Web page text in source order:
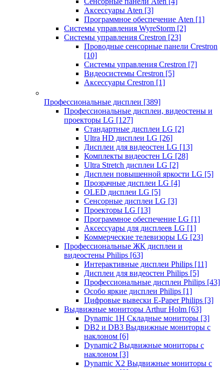
Аксессуары Aten [3]
Программное обеспечение Aten [1]
Системы управления WyreStorm [2]
Системы управления Crestron [23]
Проводные сенсорные панели Crestron
[10]
Системы управления Crestron [7]
Видеосистемы Crestron [5]
Аксессуары Crestron [1]
Профессиональные дисплеи [389]
Профессиональные дисплеи, видеостены и
проекторы LG [127]
Стандартные дисплеи LG [2]
Ultra HD дисплеи LG [26]
Дисплеи для видеостен LG [13]
Комплекты видеостен LG [28]
Ultra Stretch дисплеи LG [2]
Дисплеи повышенной яркости LG [5]
Прозрачные дисплеи LG [4]
OLED дисплеи LG [5]
Сенсорные дисплеи LG [3]
Проекторы LG [13]
Программное обеспечение LG [1]
Аксессуары для дисплеев LG [1]
Коммерческие телевизоры LG [23]
Профессиональные ЖК дисплеи и
видеостены Philips [63]
Интерактивные дисплеи Philips [11]
Дисплеи для видеостен Philips [5]
Профессиональные дисплеи Philips [43]
Особо яркие дисплеи Philips [1]
Цифровые вывески E-Paper Philips [3]
Выдвижные мониторы Arthur Holm [63]
Dynamic 1Н Складные мониторы [3]
DB2 и DB3 Выдвижные мониторы с
наклоном [6]
Dynamic2 Выдвижные мониторы с
наклоном [3]
Dynamic X2 Выдвижные мониторы с